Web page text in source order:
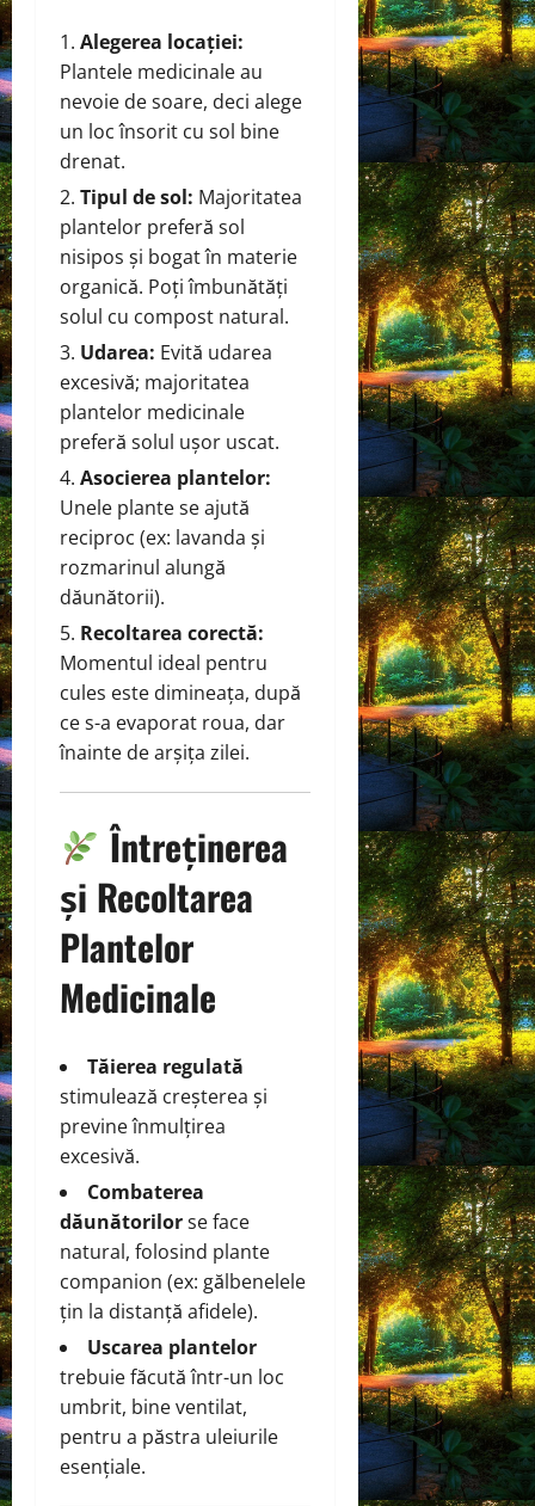
Alegerea locației:
Plantele medicinale au
nevoie de soare, deci alege
un loc însorit cu sol bine
drenat.
Tipul de sol: Majoritatea
plantelor preferă sol
nisipos și bogat în materie
organică. Poți îmbunătăți
solul cu compost natural.
Udarea: Evită udarea
excesivă; majoritatea
plantelor medicinale
preferă solul ușor uscat.
Asocierea plantelor:
Unele plante se ajută
reciproc (ex: lavanda și
rozmarinul alungă
dăunătorii).
Recoltarea corectă:
Momentul ideal pentru
cules este dimineața, după
ce s-a evaporat roua, dar
înainte de arșița zilei.
Întreținerea
și Recoltarea
Plantelor
Medicinale
Tăierea regulată
stimulează creșterea și
previne înmulțirea
excesivă.
Combaterea
dăunătorilorse face
natural, folosind plante
companion (ex: gălbenelele
țin la distanță afidele).
Uscarea plantelor
trebuie făcută într-un loc
umbrit, bine ventilat,
pentru a păstra uleiurile
esențiale.